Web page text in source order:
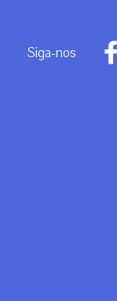
Siga-nos